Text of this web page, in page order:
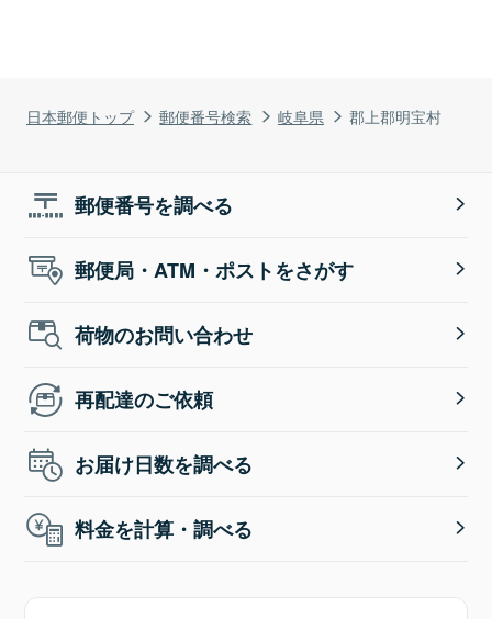
日本郵便トップ 郵便番号検索 岐阜県 郡上郡明宝村
郵便番号を調べる
郵便局・ATM・ポストをさがす
荷物のお問い合わせ
再配達のご依頼
お届け日数を調べる
料金を計算・調べる